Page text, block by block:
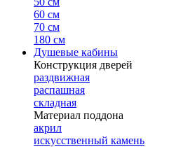
60 см
70 см
180 см
Душевые кабины
Конструкция дверей
раздвижная
распашная
складная
Материал поддона
акрил
искусственный камень